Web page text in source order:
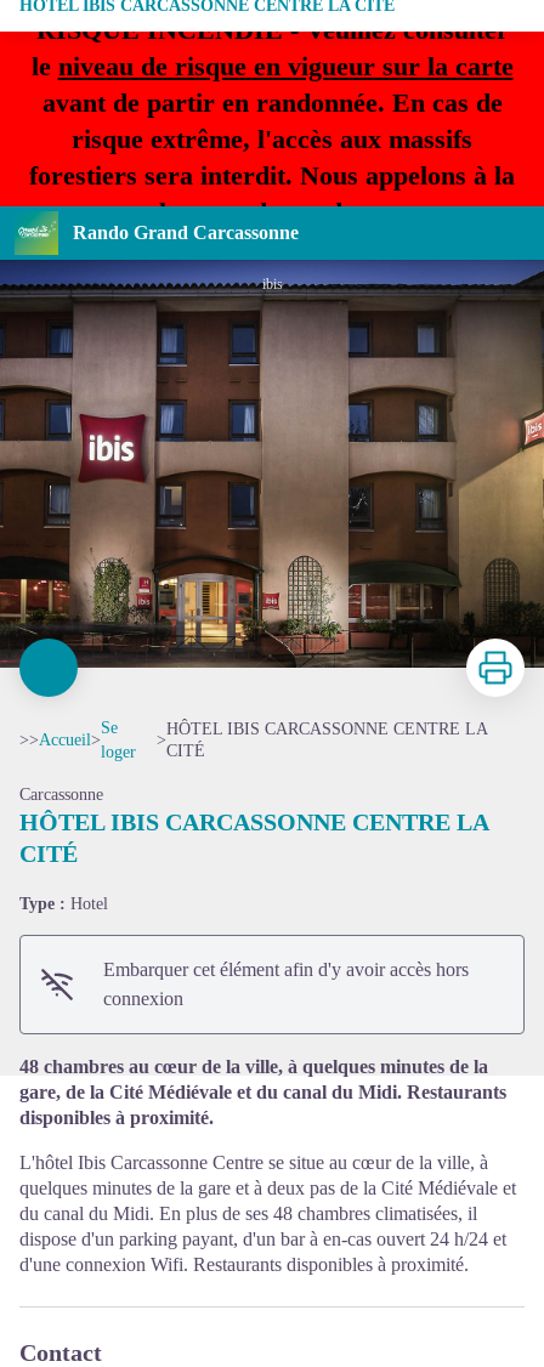
RISQUE INCENDIE - Veuillez consulter
le niveau de risque en vigueur sur la carte
avant de partir en randonnée. En cas de
risque extrême, l'accès aux massifs
forestiers sera interdit. Nous appelons à la
plus grande prudence.
Rando Grand Carcassonne
HÔTEL IBIS CARCASSONNE CENTRE LA CITÉ
ibis
Imprimer
>>Accueil>
Se
loger
>
HÔTEL IBIS CARCASSONNE CENTRE LA
CITÉ
Carcassonne
HÔTEL IBIS CARCASSONNE CENTRE LA
CITÉ
Type : Hotel
Embarquer cet élément afin d'y avoir accès hors
connexion
48 chambres au cœur de la ville, à quelques minutes de la
gare, de la Cité Médiévale et du canal du Midi. Restaurants
disponibles à proximité.
L'hôtel Ibis Carcassonne Centre se situe au cœur de la ville, à
quelques minutes de la gare et à deux pas de la Cité Médiévale et
du canal du Midi. En plus de ses 48 chambres climatisées, il
dispose d'un parking payant, d'un bar à en-cas ouvert 24 h/24 et
d'une connexion Wifi. Restaurants disponibles à proximité.
Contact